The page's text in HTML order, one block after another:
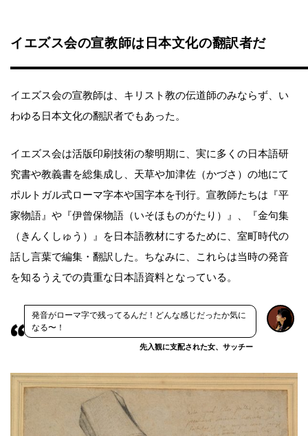
イエズス会の宣教師は日本文化の翻訳者だ
イエズス会の宣教師は、キリスト教の伝道師のみならず、い
わゆる日本文化の翻訳者でもあった。
イエズス会は活版印刷技術の黎明期に、実に多くの日本語研
究書や教義書を総集成し、天草や加津佐（かづさ）の地にて
ポルトガル式ローマ字本や国字本を刊行。宣教師たちは『平
家物語』や『伊曾保物語（いそほものがたり）』、『金句集
（きんくしゅう）』を日本語教材にするために、室町時代の
話し言葉で編集・翻訳した。ちなみに、これらは当時の発音
を知るうえでの貴重な日本語資料となっている。
発音がローマ字で残ってるんだ！どんな感じだったか気に
なる〜！
先入観に支配された女、サッチー